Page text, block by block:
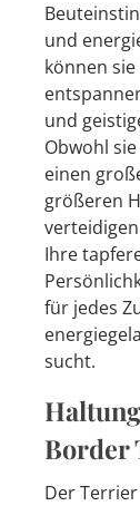
und
können
und
Obwohl
einen
größeren
Ihre
für jedes
sucht.
Border
Der